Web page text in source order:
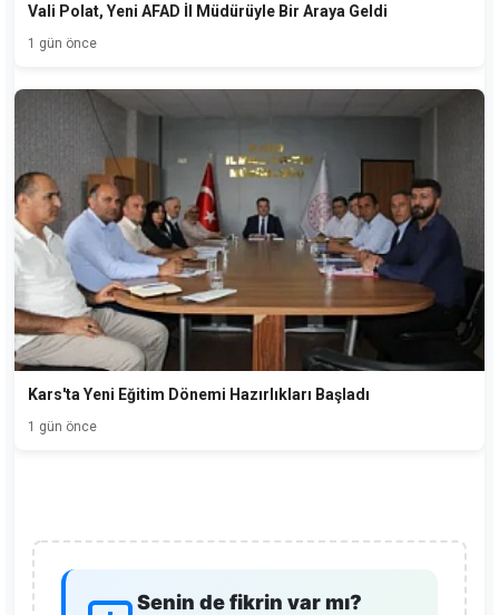
Vali Polat, Yeni AFAD İl Müdürüyle Bir Araya Geldi
1 gün önce
Kars'ta Yeni Eğitim Dönemi Hazırlıkları Başladı
1 gün önce
Senin de fikrin var mı?